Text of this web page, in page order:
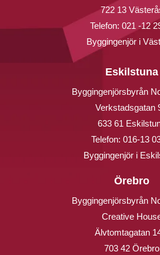
722 13
Telefon: 021 -12
Byggingenjör i
Eskilstuna
Byggingenjörsbyrån
Verkstadsgatan
633 61
Telefon: 016-13
Byggingenjör i
Örebro
Byggingenjörsbyrån
Creative
Älvtomtagatan
703 42 Örebro